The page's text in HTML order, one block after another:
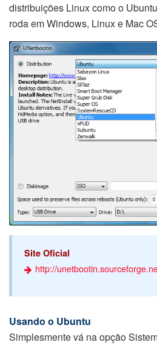
distribuições Linux como o
roda em Windows, Linux e Mac
Site Oficial
http://
Usando o Ubuntu
Simplesmente vá na opção